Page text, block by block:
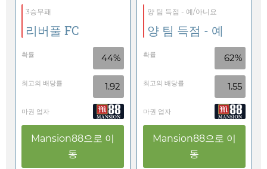
3승무패
리버풀 FC
확률 44%
최고의 배당률 1.92
마권 업자
Mansion88으로 이
동
양 팀 득점 - 예/아니요
양 팀 득점 - 예
확률 62%
최고의 배당률 1.55
마권 업자
Mansion88으로 이
동